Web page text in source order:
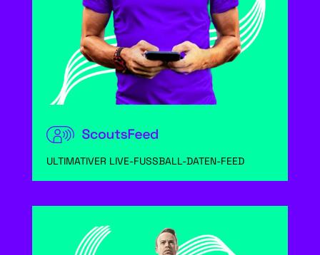
ULTIMATIVER LIVE-FUSSBALL-DATEN-FEED